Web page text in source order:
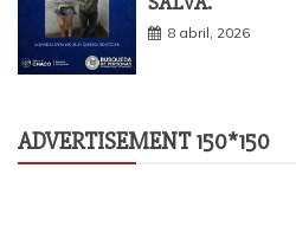
8 abril, 2026
ADVERTISEMENT 150*150